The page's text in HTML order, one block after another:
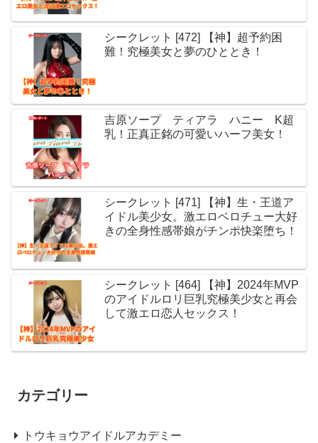
シークレット [472] 【神】超予約困
難！究極美女と夢のひととき！
吉原ソープ ティアラ ハニー K超
乳！正真正銘の可愛いハーフ美女！
シークレット [471] 【神】生・王道ア
イドル美少女。激エロベロチュー大好
きの全身性感帯娘がチンポ快楽堕ち！
シークレット [464] 【神】2024年MVP
のアイドルロリ巨乳究極美少女と再会
して激エロ恋人セックス！
カテゴリー
トウキョウアイドルアカデミー